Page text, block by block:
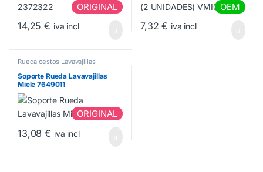
ORIGINAL
14,25€ iva incl
OEM
7,32€ iva incl
Rueda cestos Lavavajillas
Soporte Rueda Lavavajillas
Miele 7649011
ORIGINAL
13,08€ iva incl